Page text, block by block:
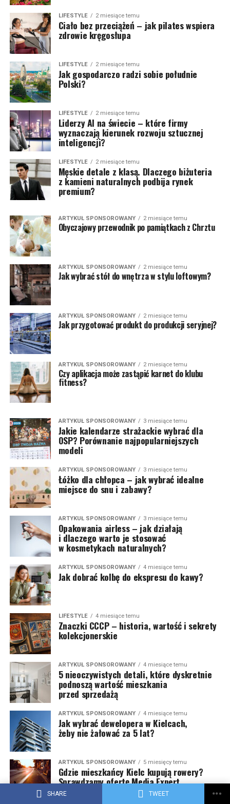
SHARE TWEET
LIFESTYLE 2 miesiące temu
Ciało bez przeciążeń – jak pilates wspiera
zdrowie kręgosłupa
LIFESTYLE 2 miesiące temu
Jak gospodarczo radzi sobie południe
Polski?
LIFESTYLE 2 miesiące temu
Liderzy AI na świecie – które firmy
wyznaczają kierunek rozwoju sztucznej
inteligencji?
LIFESTYLE 2 miesiące temu
Męskie detale z klasą. Dlaczego biżuteria
z kamieni naturalnych podbija rynek
premium?
ARTYKUŁ SPONSOROWANY 2 miesiące temu
Obyczajowy przewodnik po pamiątkach z Chrztu
ARTYKUŁ SPONSOROWANY 2 miesiące temu
Jak wybrać stół do wnętrza w stylu loftowym?
ARTYKUŁ SPONSOROWANY 2 miesiące temu
Jak przygotować produkt do produkcji seryjnej?
ARTYKUŁ SPONSOROWANY 2 miesiące temu
Czy aplikacja może zastąpić karnet do klubu
fitness?
ARTYKUŁ SPONSOROWANY 3 miesiące temu
Jakie kalendarze strażackie wybrać dla
OSP? Porównanie najpopularniejszych
modeli
ARTYKUŁ SPONSOROWANY 3 miesiące temu
Łóżko dla chłopca – jak wybrać idealne
miejsce do snu i zabawy?
ARTYKUŁ SPONSOROWANY 3 miesiące temu
Opakowania airless – jak działają
i dlaczego warto je stosować
w kosmetykach naturalnych?
ARTYKUŁ SPONSOROWANY 4 miesiące temu
Jak dobrać kolbę do ekspresu do kawy?
LIFESTYLE 4 miesiące temu
Znaczki CCCP – historia, wartość i sekrety
kolekcjonerskie
ARTYKUŁ SPONSOROWANY 4 miesiące temu
5 nieoczywistych detali, które dyskretnie
podnoszą wartość mieszkania
przed sprzedażą
ARTYKUŁ SPONSOROWANY 4 miesiące temu
Jak wybrać dewelopera w Kielcach,
żeby nie żałować za 5 lat?
ARTYKUŁ SPONSOROWANY 5 miesięcy temu
Gdzie mieszkańcy Kielc kupują rowery?
Sprawdzamy ofertę Media Expert
w regionie świętokrzyskim